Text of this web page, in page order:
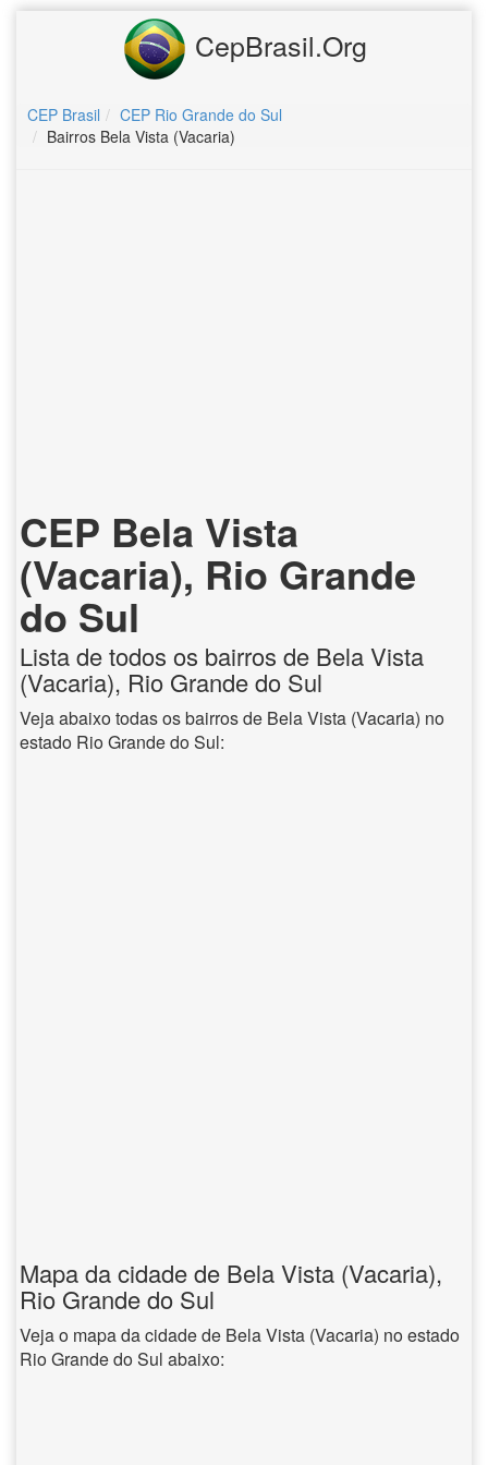
CepBrasil.Org
CEP Brasil
CEP Rio Grande do Sul
Bairros Bela Vista (Vacaria)
CEP Bela Vista
(Vacaria), Rio Grande
do Sul
Lista de todos os bairros de Bela Vista
(Vacaria), Rio Grande do Sul
Veja abaixo todas os bairros de Bela Vista (Vacaria) no
estado Rio Grande do Sul:
Mapa da cidade de Bela Vista (Vacaria),
Rio Grande do Sul
Veja o mapa da cidade de Bela Vista (Vacaria) no estado
Rio Grande do Sul abaixo: